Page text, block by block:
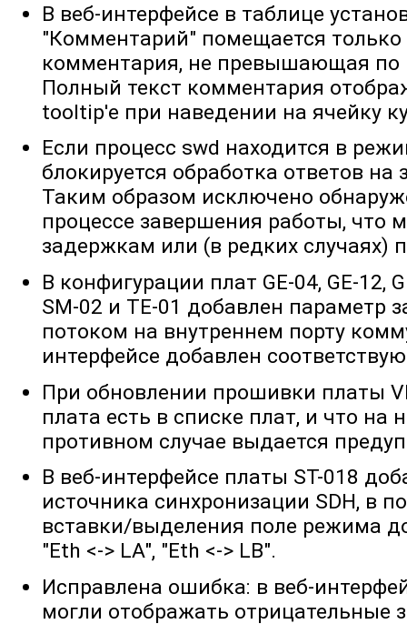
В веб-интерфейсе в таблице
"Комментарий" помещается только
комментария, не превышающая по
Полный текст комментария
tooltip'е при наведении на ячейку
Если процесс swd находится в
блокируется обработка ответов
Таким образом исключено
процессе завершения работы, что
задержкам или (в редких случаях)
В конфигурации плат GE-04, GE-12,
SM-02 и TE-01 добавлен параметр
потоком на внутреннем порту
интерфейсе добавлен
При обновлении прошивки платы
плата есть в списке плат, и что на
противном случае выдается
В веб-интерфейсе платы ST-018
источника синхронизации SDH, в
вставки/выделения поле режима
"Eth <-> LA", "Eth <-> LB".
Исправлена ошибка: в веб-
могли отображать отрицательные